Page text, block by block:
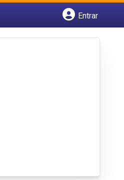
Entrar